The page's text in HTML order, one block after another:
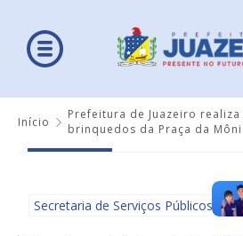
Início
Prefeitura de Juazeiro
brinquedos da Praça da
Secretaria de Serviços Públicos